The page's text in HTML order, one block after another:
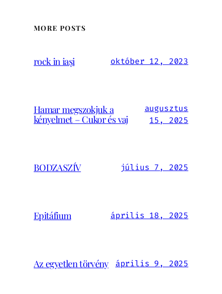
MORE POSTS
rock in iași október 12, 2023
Hamar megszokjuk a
kényelmet – Cukor és vaj
augusztus
15, 2025
BODZASZÍV július 7, 2025
Epitáfium április 18, 2025
Az egyetlen törvény április 9, 2025